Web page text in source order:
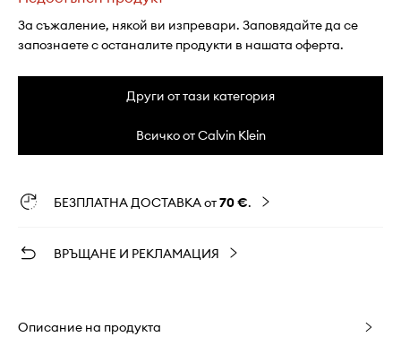
За съжаление, някой ви изпревари. Заповядайте да се
запознаете с останалите продукти в нашата оферта.
Други от тази категория
Всичко от Calvin Klein
БЕЗПЛАТНА ДОСТАВКА от70 €.
ВРЪЩАНЕ И РЕКЛАМАЦИЯ
Описание на продукта